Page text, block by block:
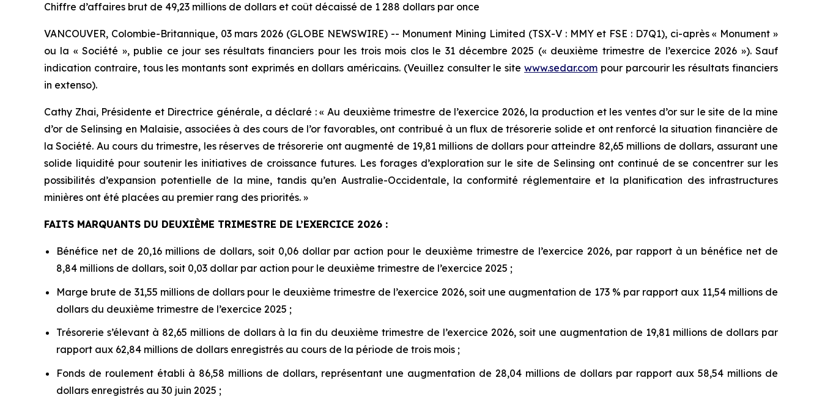
Chiffre d’affaires brut de 49,23 millions de dollars et coût décaissé de 1 288 dollars par once
VANCOUVER, Colombie-Britannique, 03 mars 2026 (GLOBE NEWSWIRE) -- Monument Mining Limited (TSX-V : MMY et FSE : D7Q1), ci-après « Monument »
ou la « Société », publie ce jour ses résultats financiers pour les trois mois clos le 31 décembre 2025 (« deuxième trimestre de l’exercice 2026 »). Sauf
indication contraire, tous les montants sont exprimés en dollars américains. (Veuillez consulter le sitewww.sedar.com pour parcourir les résultats financiers
in extenso).
Cathy Zhai, Présidente et Directrice générale, a déclaré : « Au deuxième trimestre de l’exercice 2026, la production et les ventes d’or sur le site de la mine
d’or de Selinsing en Malaisie, associées à des cours de l’or favorables, ont contribué à un flux de trésorerie solide et ont renforcé la situation financière de
la Société. Au cours du trimestre, les réserves de trésorerie ont augmenté de 19,81 millions de dollars pour atteindre 82,65 millions de dollars, assurant une
solide liquidité pour soutenir les initiatives de croissance futures. Les forages d’exploration sur le site de Selinsing ont continué de se concentrer sur les
possibilités d’expansion potentielle de la mine, tandis qu’en Australie-Occidentale, la conformité réglementaire et la planification des infrastructures
minières ont été placées au premier rang des priorités. »
FAITS MARQUANTS DU DEUXIÈME TRIMESTRE DE L’EXERCICE 2026 :
Bénéfice net de 20,16 millions de dollars, soit 0,06 dollar par action pour le deuxième trimestre de l’exercice 2026, par rapport à un bénéfice net de
8,84 millions de dollars, soit 0,03 dollar par action pour le deuxième trimestre de l’exercice 2025 ;
Marge brute de 31,55 millions de dollars pour le deuxième trimestre de l’exercice 2026, soit une augmentation de 173 % par rapport aux 11,54 millions de
dollars du deuxième trimestre de l’exercice 2025 ;
Trésorerie s’élevant à 82,65 millions de dollars à la fin du deuxième trimestre de l’exercice 2026, soit une augmentation de 19,81 millions de dollars par
rapport aux 62,84 millions de dollars enregistrés au cours de la période de trois mois ;
Fonds de roulement établi à 86,58 millions de dollars, représentant une augmentation de 28,04 millions de dollars par rapport aux 58,54 millions de
dollars enregistrés au 30 juin 2025 ;